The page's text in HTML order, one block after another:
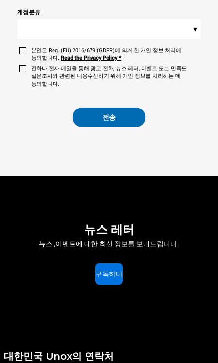
계정분류
▾
본인은 Reg. (EU) 2016/679 (GDPR)에 의거 한 개인 정보 처리에
동의합니다. Read the Privacy Policy*
전화나 전자 메일을 통해 광고 전화, 뉴스 레터, 이벤트 또는 만족도
설문조사와 관련된 내용수신하기 위해 개인 정보를 처리하는 데
동의합니다.
전송
뉴스 레터
뉴스 ,이벤트에 대한 최신 정보를 보내드립니다.
구독하다
대한민국 Unox의 연락처